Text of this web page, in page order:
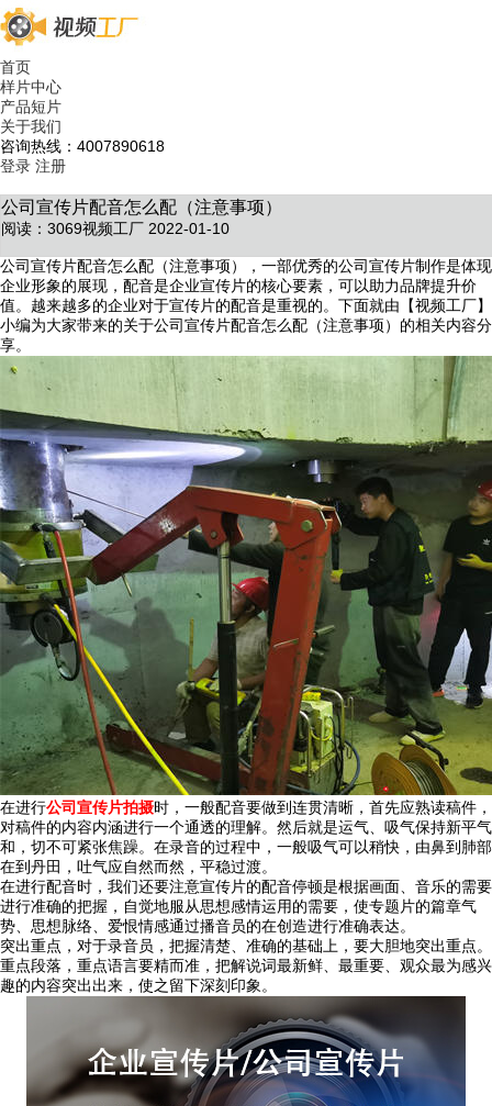
首页
样片中心
产品短片
关于我们
咨询热线：4007890618
登录 注册
公司宣传片配音怎么配（注意事项）
阅读：3069视频工厂 2022-01-10
公司宣传片配音怎么配（注意事项），一部优秀的公司宣传片制作是体现
企业形象的展现，配音是企业宣传片的核心要素，可以助力品牌提升价
值。越来越多的企业对于宣传片的配音是重视的。下面就由【视频工厂】
小编为大家带来的关于公司宣传片配音怎么配（注意事项）的相关内容分
享。
在进行公司宣传片拍摄时，一般配音要做到连贯清晰，首先应熟读稿件，
对稿件的内容内涵进行一个通透的理解。然后就是运气、吸气保持新平气
和，切不可紧张焦躁。在录音的过程中，一般吸气可以稍快，由鼻到肺部
在到丹田，吐气应自然而然，平稳过渡。
在进行配音时，我们还要注意宣传片的配音停顿是根据画面、音乐的需要
进行准确的把握，自觉地服从思想感情运用的需要，使专题片的篇章气
势、思想脉络、爱恨情感通过播音员的在创造进行准确表达。
突出重点，对于录音员，把握清楚、准确的基础上，要大胆地突出重点。
重点段落，重点语言要精而准，把解说词最新鲜、最重要、观众最为感兴
趣的内容突出出来，使之留下深刻印象。